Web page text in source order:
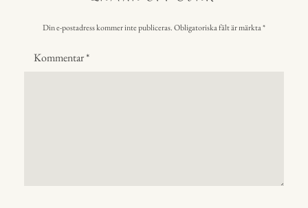
Din e-postadress kommer inte publiceras.Obligatoriska fält är märkta*
Kommentar*